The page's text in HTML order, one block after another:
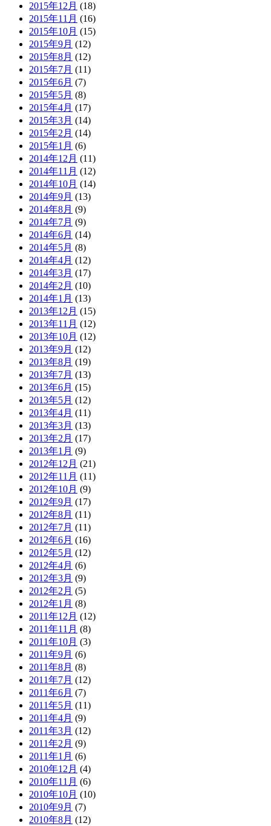
2015年12月 (18)
2015年11月 (16)
2015年10月 (15)
2015年9月 (12)
2015年8月 (12)
2015年7月 (11)
2015年6月 (7)
2015年5月 (8)
2015年4月 (17)
2015年3月 (14)
2015年2月 (14)
2015年1月 (6)
2014年12月 (11)
2014年11月 (12)
2014年10月 (14)
2014年9月 (13)
2014年8月 (9)
2014年7月 (9)
2014年6月 (14)
2014年5月 (8)
2014年4月 (12)
2014年3月 (17)
2014年2月 (10)
2014年1月 (13)
2013年12月 (15)
2013年11月 (12)
2013年10月 (12)
2013年9月 (12)
2013年8月 (19)
2013年7月 (13)
2013年6月 (15)
2013年5月 (12)
2013年4月 (11)
2013年3月 (13)
2013年2月 (17)
2013年1月 (9)
2012年12月 (21)
2012年11月 (11)
2012年10月 (9)
2012年9月 (17)
2012年8月 (11)
2012年7月 (11)
2012年6月 (16)
2012年5月 (12)
2012年4月 (6)
2012年3月 (9)
2012年2月 (5)
2012年1月 (8)
2011年12月 (12)
2011年11月 (8)
2011年10月 (3)
2011年9月 (6)
2011年8月 (8)
2011年7月 (12)
2011年6月 (7)
2011年5月 (11)
2011年4月 (9)
2011年3月 (12)
2011年2月 (9)
2011年1月 (6)
2010年12月 (4)
2010年11月 (6)
2010年10月 (10)
2010年9月 (7)
2010年8月 (12)